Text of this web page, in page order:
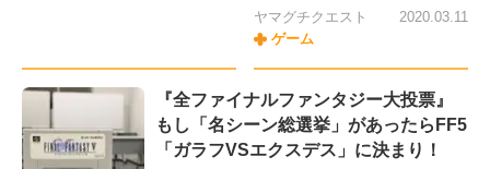
ヤマグチクエスト
ゲーム
2020.03.11
『全ファイナルファンタジー大投票』
もし「名シーン総選挙」があったらFF5
「ガラフVSエクスデス」に決まり！